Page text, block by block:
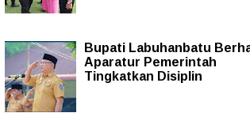
Bupati Labuhanbatu
Aparatur Pemerintah
Tingkatkan Disiplin